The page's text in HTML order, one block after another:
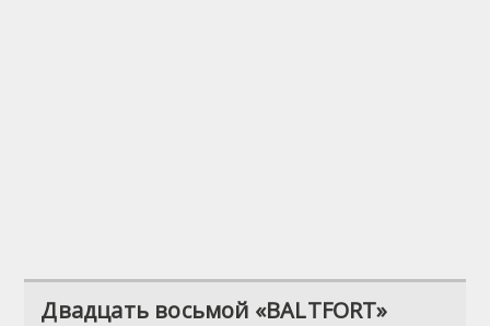
Двадцать восьмой «BALTFORT»